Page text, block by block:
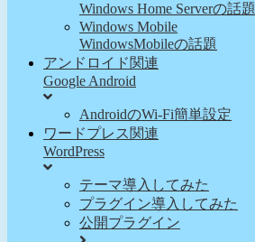
Windows Home Serverの話題
Windows Mobile
WindowsMobileの話題
アンドロイド関連
Google Android
AndroidのWi-Fi簡単設定
ワードプレス関連
WordPress
テーマ導入してみた
プラグイン導入してみた
公開プラグイン